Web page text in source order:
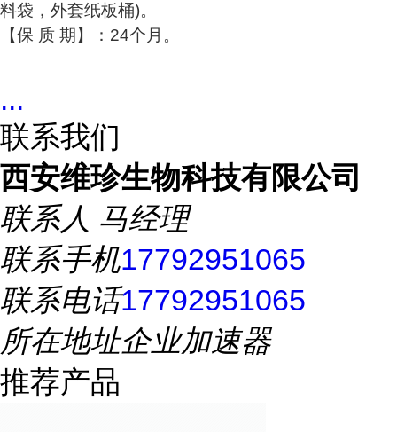
料袋，外套纸板桶)。
【保 质 期】：24个月。
...
联系我们
西安维珍生物科技有限公司
联系人 马经理
联系手机17792951065
联系电话17792951065
所在地址企业加速器
推荐产品